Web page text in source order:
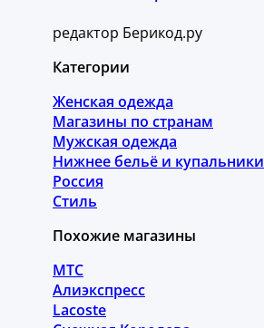
редактор Берикод.ру
Категории
Женская одежда
Магазины по странам
Мужская одежда
Нижнее бельё и купальники
Россия
Стиль
Похожие магазины
МТС
Алиэкспресс
Lacoste